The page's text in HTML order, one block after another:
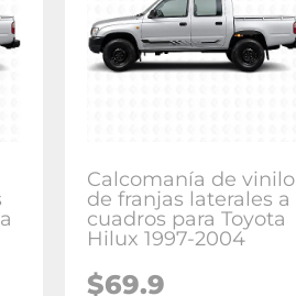
Calcomanía de vinilo
de franjas laterales a
cuadros para Toyota
Hilux 1997-2004
$69.9